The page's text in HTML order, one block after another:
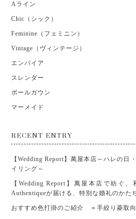
Aライン
Chic（シック）
Feminine（フェミニン）
Vintage（ヴィンテージ）
エンパイア
スレンダー
ボールガウン
マーメイド
RECENT ENTRY
【Wedding Report】萬屋本店～ハレの日
イリング～
【Wedding Report】萬屋本店で紡ぐ
Authentiqueが届ける、特別な婚礼のかた
おすすめ色打掛のご紹介 ＝手絞り菱取向